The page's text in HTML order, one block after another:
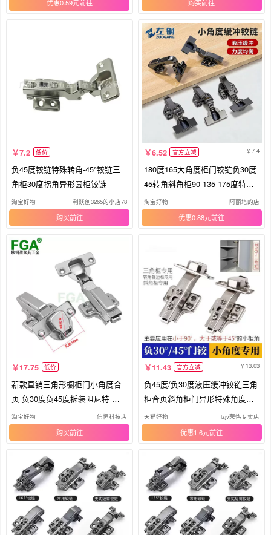
优惠0.59元 购买
7.2 低价
负45度铰链特殊转角-45°铰链三
角柜30度拐角异形圆柜铰链
淘宝好物 利跃创3265的小店78
购买
6.52 官方立减 7.4
180度165大角度柜门铰链负30度
45转角斜角柜90 135 175度特殊X
155
淘宝好物 阿丽塔的店
优惠0.88元
17.75 低价
新款直销三角形橱柜门小角度合
页 负30度负45度拆装阻尼特 殊
铰链
淘宝好物 信恒科技店
购买
11.43 官方立减 13.03
负45度/负30度液压缓冲铰链三角
柜合页斜角柜门异形特殊角度铰
链
天猫好物 lzjv荣恪专卖店
优惠1.6元